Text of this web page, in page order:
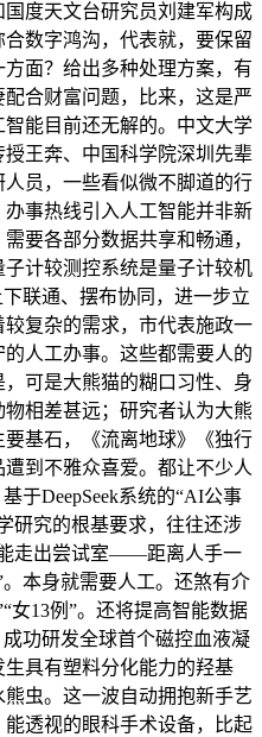
度天文台研究员刘建军构成
数字鸿沟，代表就，要保留
面？给出多种处理方案，有
合财富问题，比来，这是严
能目前还无解的。中文大学
王奔、中国科学院深圳先辈
员，一些看似微不脚道的行
事热线引入人工智能并非新
要各部分数据共享和畅通，
计较测控系统是量子计较机
联通、摆布协同，进一步立
复杂的需求，市代表施政一
人工办事。这些都需要人的
可是大熊猫的糊口习性、身
相差甚远；研究者认为大熊
基石，《流离地球》《独行
到不雅众喜爱。都让不少人
于DeepSeek系统的“AI公事
研究的根基要求，往往还涉
走出尝试室——距离人手一
本身就需要人工。还煞有介
女13例”。还将提高智能数据
功研发全球首个磁控血液凝
具有塑料分化能力的羟基
虫。这一波自动拥抱新手艺
透视的眼科手术设备，比起